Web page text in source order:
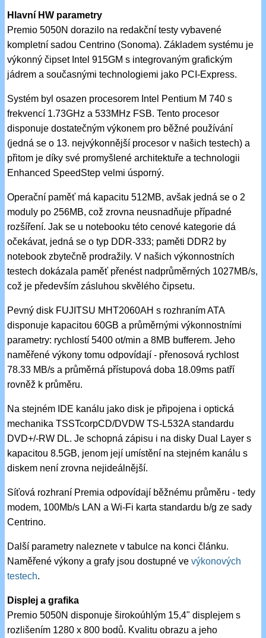
Hlavní HW parametry
Premio 5050N dorazilo na redakční testy vybavené
kompletní sadou Centrino (Sonoma). Základem systému je
výkonný čipset Intel 915GM s integrovaným grafickým
jádrem a současnými technologiemi jako PCI-Express.
Systém byl osazen procesorem Intel Pentium M 740 s
frekvencí 1.73GHz a 533MHz FSB. Tento procesor
disponuje dostatečným výkonem pro běžné používání
(jedná se o 13. nejvýkonnější procesor v našich testech) a
přitom je díky své promyšlené architektuře a technologii
Enhanced SpeedStep velmi úsporný.
Operační paměť má kapacitu 512MB, avšak jedná se o 2
moduly po 256MB, což zrovna neusnadňuje případné
rozšíření. Jak se u notebooku této cenové kategorie dá
očekávat, jedná se o typ DDR-333; paměti DDR2 by
notebook zbytečně prodražily. V našich výkonnostních
testech dokázala paměť přenést nadprůměrných 1027MB/s,
což je především zásluhou skvělého čipsetu.
Pevný disk FUJITSU MHT2060AH s rozhraním ATA
disponuje kapacitou 60GB a průměrnými výkonnostními
parametry: rychlostí 5400 ot/min a 8MB bufferem. Jeho
naměřené výkony tomu odpovídají - přenosová rychlost
78.33 MB/s a průměrná přístupová doba 18.09ms patří
rovněž k průměru.
Na stejném IDE kanálu jako disk je připojena i optická
mechanika TSSTcorpCD/DVDW TS-L532A standardu
DVD+/-RW DL. Je schopná zápisu i na disky Dual Layer s
kapacitou 8.5GB, jenom její umístění na stejném kanálu s
diskem není zrovna nejideálnější.
Síťová rozhraní Premia odpovídají běžnému průměru - tedy
modem, 100Mb/s LAN a Wi-Fi karta standardu b/g ze sady
Centrino.
Další parametry naleznete v tabulce na konci článku.
Naměřené výkony a grafy jsou dostupné vevýkonových
testech.
Displej a grafika
Premio 5050N disponuje širokoúhlým 15,4" displejem s
rozlišením 1280 x 800 bodů. Kvalitu obrazu a jeho